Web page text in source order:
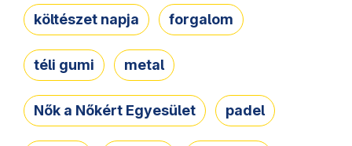
költészet napja forgalom
téli gumi metal
Nők a Nőkért Egyesület padel